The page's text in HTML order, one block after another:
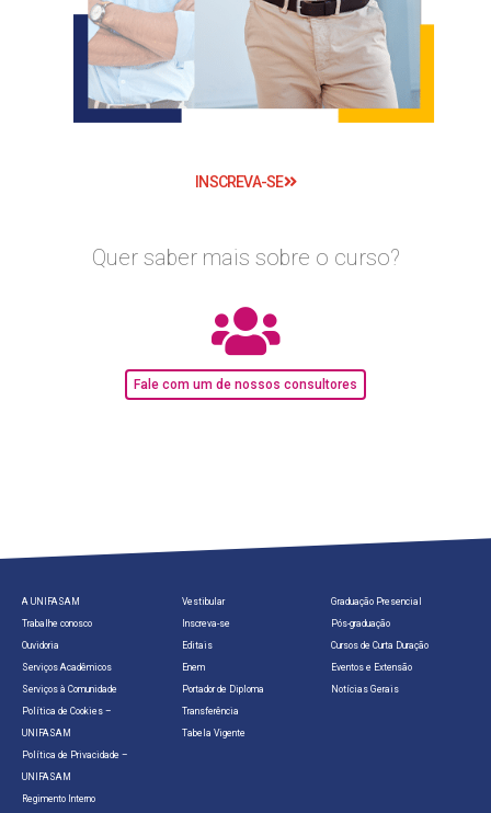
INSCREVA-SE
Quer saber mais sobre o curso?
Fale com um de nossos consultores
A UNIFASAM
Trabalhe conosco
Ouvidoria
Serviços Acadêmicos
Serviços à Comunidade
Política de Cookies –
UNIFASAM
Política de Privacidade –
UNIFASAM
Regimento Interno
Vestibular
Inscreva-se
Editais
Enem
Portador de Diploma
Transferência
Tabela Vigente
Graduação Presencial
Pós-graduação
Cursos de Curta Duração
Eventos e Extensão
Notícias Gerais